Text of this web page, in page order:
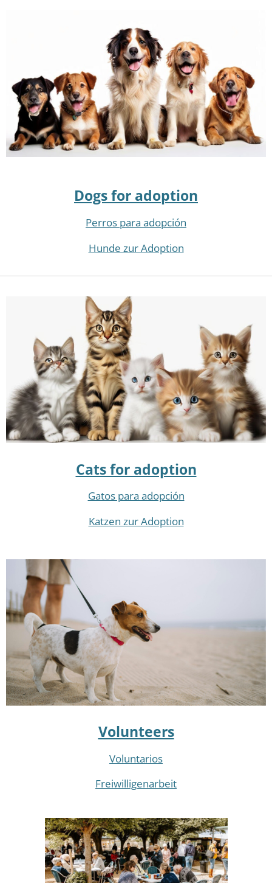
Dogs for adoption
Perros para adopción
Hunde zur Adoption
Cats for adoption
Gatos para adopción
Katzen zur Adoption
Volunteers
Voluntarios
Freiwilligenarbeit